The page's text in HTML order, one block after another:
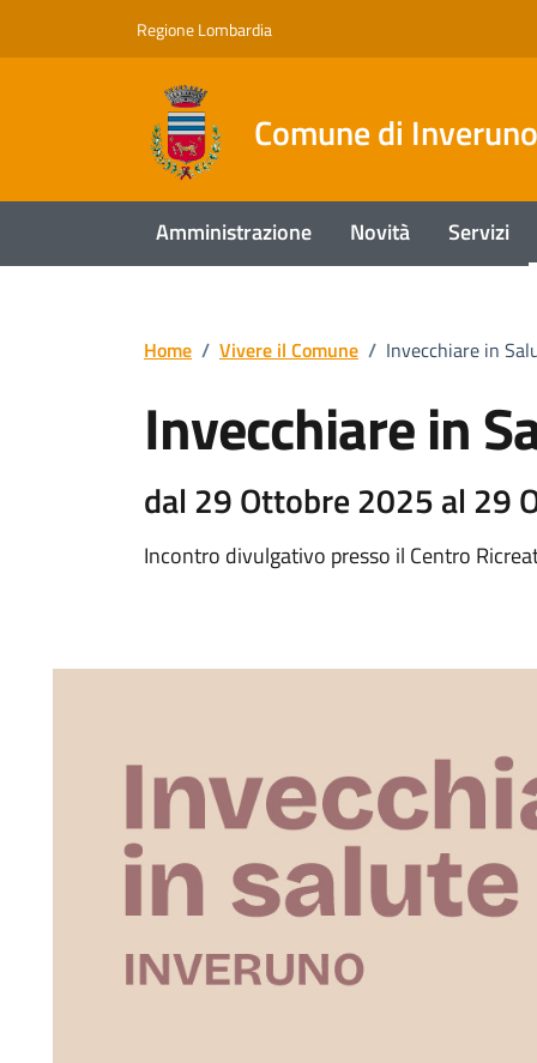
Regione Lombardia
Comune di Inveruno
Amministrazione Novità Servizi
Home / Vivere il Comune / Invecchiare in
Invecchiare in
dal 29 Ottobre 2025 al 29
Incontro divulgativo presso il Centro